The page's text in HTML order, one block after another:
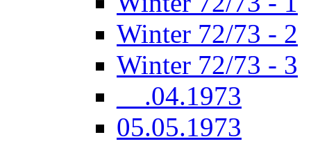
Winter 72/73 - 2
Winter 72/73 - 3
__.04.1973
05.05.1973